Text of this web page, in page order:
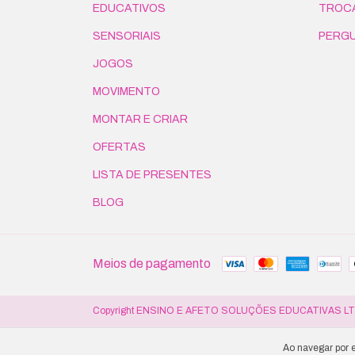
Ao navegar por
EDUCATIVOS
SENSORIAIS
JOGOS
MOVIMENTO
MONTAR E CRIAR
OFERTAS
LISTA DE PRESENTES
BLOG
Meios de pagamento
Copyright ENSINO E AFETO SOLUÇÕES EDUCATIVAS